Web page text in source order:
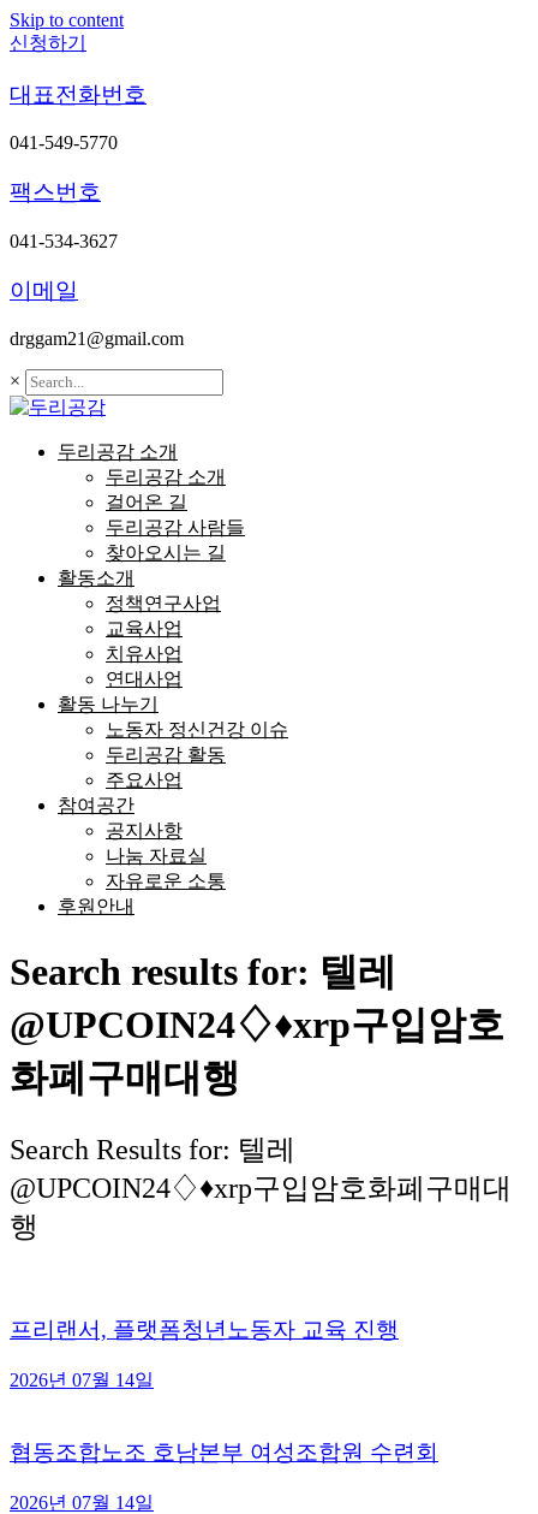
Skip to content
신청하기
대표전화번호
041-549-5770
팩스번호
041-534-3627
이메일
drggam21@gmail.com
×
두리공감 소개
두리공감 소개
걸어온 길
두리공감 사람들
찾아오시는 길
활동소개
정책연구사업
교육사업
치유사업
연대사업
활동 나누기
노동자 정신건강 이슈
두리공감 활동
주요사업
참여공간
공지사항
나눔 자료실
자유로운 소통
후원안내
Search results for: 텔레
@UPCOIN24♢♦xrp구입암호
화폐구매대행
Search Results for: 텔레
@UPCOIN24♢♦xrp구입암호화폐구매대
행
프리랜서, 플랫폼청년노동자 교육 진행
2026년 07월 14일
협동조합노조 호남본부 여성조합원 수련회
2026년 07월 14일